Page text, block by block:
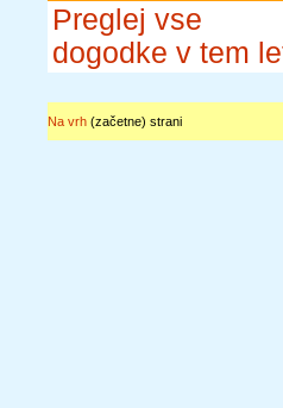
Preglej vse
dogodke v tem
Na vrh(začetne) strani